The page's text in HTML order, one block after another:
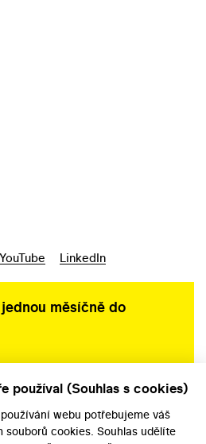
YouTube LinkedIn
měsíčně do
používal (Souhlas s cookies)
webu potřebujeme váš
souborů cookies. Souhlas udělíte